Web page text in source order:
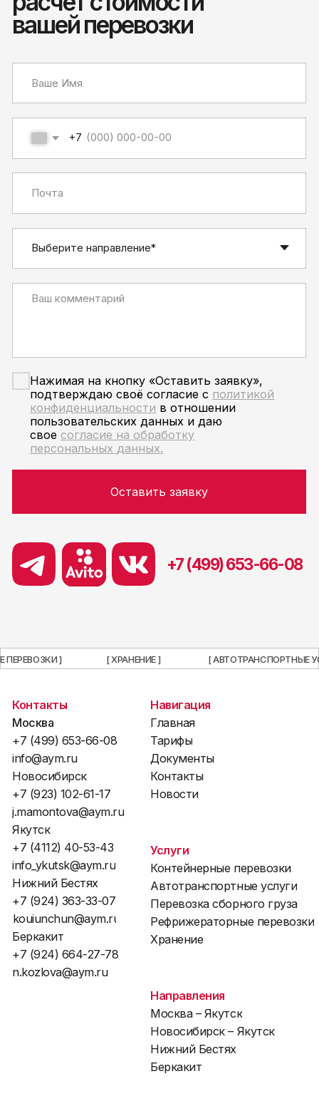
Направления
Якутск
+7 (4112) 40-53-43
info_ykutsk@aym.ru
+7 (924) 363-33-07
i.kouiunchun@aym.ru
+7 (924) 664-27-78
n.kozlova@aym.ru
Услуги
Перевозка сборного груза
Политика конфиденциальности
Пользовательское
© ООО «АЯМтрансервис» 2005 – 2026
[ АВТОТРАНСПОРТНЫЕ
[ ХРАНЕНИЕ ]
ПЕРЕВОЗКИ ]